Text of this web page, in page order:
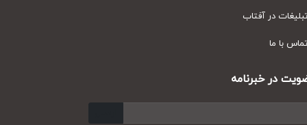
در آفتاب
با ما
در خبرنامه